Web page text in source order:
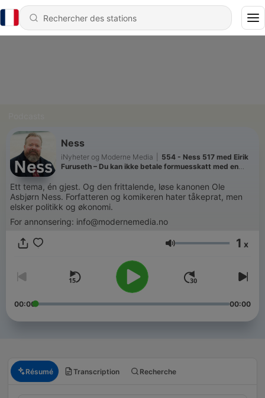
Ness
iNyheter og Moderne Media
554 - Ness 517 med Eirik
Furuseth – Du kan ikke betale formuesskatt med en
Ett tema, én gjest. Og den frittalende, løse kanonen Ole
Asbjørn Ness. Forfatteren og komikeren hater tåkeprat, men
elsker politikk og økonomi.
For annonsering: info@modernemedia.no
Volume 1 x
00:00 00:00
Résumé Transcription Recherche